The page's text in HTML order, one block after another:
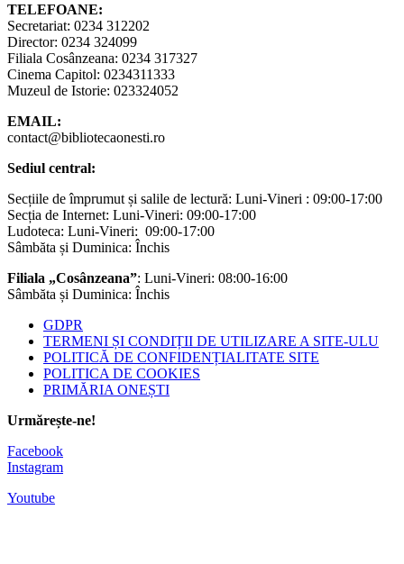
TELEFOANE:
Secretariat: 0234 312202
Director: 0234 324099
Filiala Cosânzeana: 0234 317327
Cinema Capitol: 0234311333
Muzeul de Istorie: 023324052
EMAIL:
contact@bibliotecaonesti.ro
Sediul central:
Secțiile de împrumut și salile de lectură: Luni-Vineri : 09:00-17:00
Secția de Internet: Luni-Vineri: 09:00-17:00
Ludoteca: Luni-Vineri: 09:00-17:00
Sâmbăta și Duminica: Închis
Filiala „Cosânzeana”: Luni-Vineri: 08:00-16:00
Sâmbăta și Duminica: Închis
GDPR
TERMENI ȘI CONDIȚII DE UTILIZARE A SITE-ULU
POLITICĂ DE CONFIDENȚIALITATE SITE
POLITICA DE COOKIES
PRIMĂRIA ONEȘTI
Urmărește-ne!
Facebook
Instagram
Youtube